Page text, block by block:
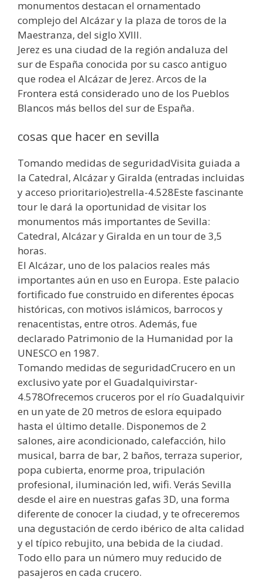
monumentos destacan el ornamentado
complejo del Alcázar y la plaza de toros de la
Maestranza, del siglo XVIII.
Jerez es una ciudad de la región andaluza del
sur de España conocida por su casco antiguo
que rodea el Alcázar de Jerez. Arcos de la
Frontera está considerado uno de los Pueblos
Blancos más bellos del sur de España.
cosas que hacer en sevilla
Tomando medidas de seguridadVisita guiada a
la Catedral, Alcázar y Giralda (entradas incluidas
y acceso prioritario)estrella-4.528Este fascinante
tour le dará la oportunidad de visitar los
monumentos más importantes de Sevilla:
Catedral, Alcázar y Giralda en un tour de 3,5
horas.
El Alcázar, uno de los palacios reales más
importantes aún en uso en Europa. Este palacio
fortificado fue construido en diferentes épocas
históricas, con motivos islámicos, barrocos y
renacentistas, entre otros. Además, fue
declarado Patrimonio de la Humanidad por la
UNESCO en 1987.
Tomando medidas de seguridadCrucero en un
exclusivo yate por el Guadalquivirstar-
4.578Ofrecemos cruceros por el río Guadalquivir
en un yate de 20 metros de eslora equipado
hasta el último detalle. Disponemos de 2
salones, aire acondicionado, calefacción, hilo
musical, barra de bar, 2 baños, terraza superior,
popa cubierta, enorme proa, tripulación
profesional, iluminación led, wifi. Verás Sevilla
desde el aire en nuestras gafas 3D, una forma
diferente de conocer la ciudad, y te ofreceremos
una degustación de cerdo ibérico de alta calidad
y el típico rebujito, una bebida de la ciudad.
Todo ello para un número muy reducido de
pasajeros en cada crucero.